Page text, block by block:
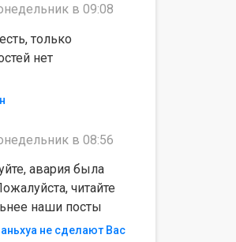
в 09:08
только
нет
в 08:56
авария была
читайте
наши посты
не сделают Вас